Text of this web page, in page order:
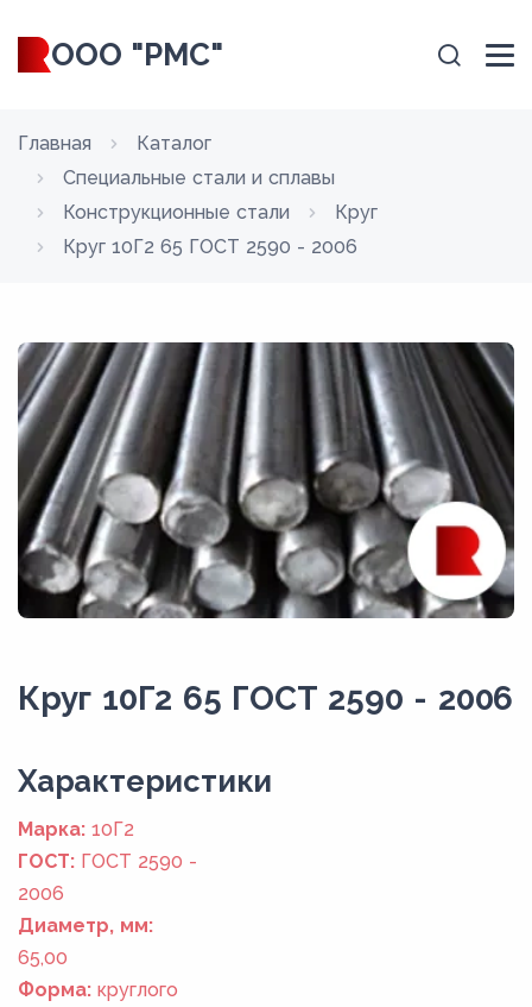
ООО "РМС"
Главная
Каталог
Специальные стали и сплавы
Конструкционные стали
Круг
Круг 10Г2 65 ГОСТ 2590 - 2006
Круг 10Г2 65 ГОСТ 2590 - 2006
Xарактеристики
Марка: 10Г2
ГОСТ: ГОСТ 2590 -
2006
Диаметр, мм:
65,00
Форма: круглого